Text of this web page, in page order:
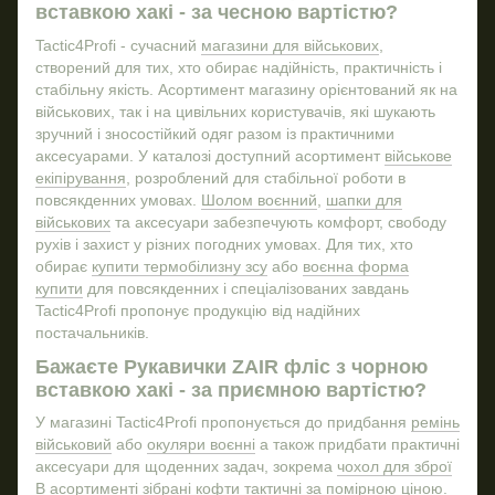
Купити наліпки на авто
Ціна на повербанк
Защитні очки
Купити тактичні окуляри зсу
Кружка металева купити
Купити воєнне спорядження
Бушлати військові
Берці тактичні зимові
Тактичні пояса
Тактичний ремінь зсу
Шолом
Військовий мультитул
Купити тактичну кофту
Подарунки для військових
Пояс військовий
вставкою хакі - за чесною вартістю?
Tactic4Profi - сучасний магазини для військових
створений для тих, хто обирає надійність, практичність і
стабільну якість. Асортимент магазину орієнтований як на
військових, так і на цивільних користувачів, які шукають
зручний і зносостійкий одяг разом із практичними
аксесуарами. У каталозі доступний асортимент військове
екіпірування , розроблений для стабільної роботи в
повсякденних умовах. Шолом воєнний
шапки для
військових та аксесуари забезпечують комфорт, свободу
рухів і захист у різних погодних умовах. Для тих, хто
обирає купити термобілизну зсу або воєнна форма
купити для повсякденних і спеціалізованих завдань
Tactic4Profi пропонує продукцію від надійних
постачальників.
Бажаєте Рукавички ZAIR фліс з чорною
вставкою хакі - за приємною вартістю?
У магазині Tactic4Profi пропонується до придбання ремінь
військовий або окуляри воєнні а також придбати практичні
аксесуари для щоденних задач, зокрема чохол для зброї
В асортименті зібрані кофти тактичні за помірною ціною.